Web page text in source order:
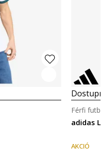
adidas
Férfi
AKCIÓ